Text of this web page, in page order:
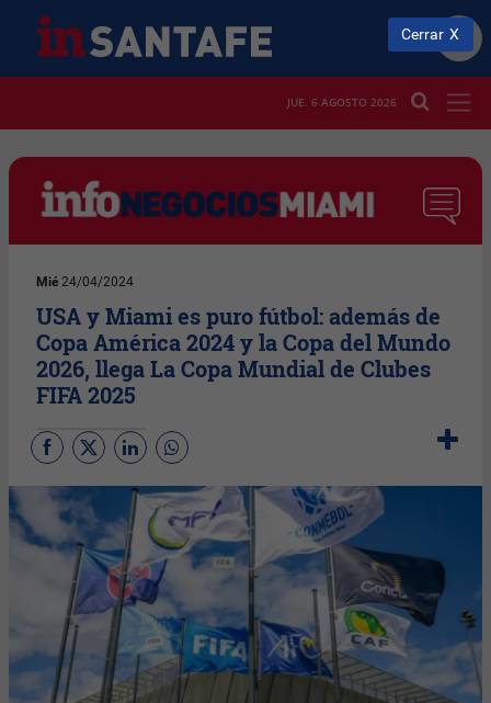
JUE. 6 AGOSTO 2026
Mié 24/04/2024
USA y Miami es puro fútbol: además de
Copa América 2024 y la Copa del Mundo
2026, llega La Copa Mundial de Clubes
FIFA 2025
Cerrar